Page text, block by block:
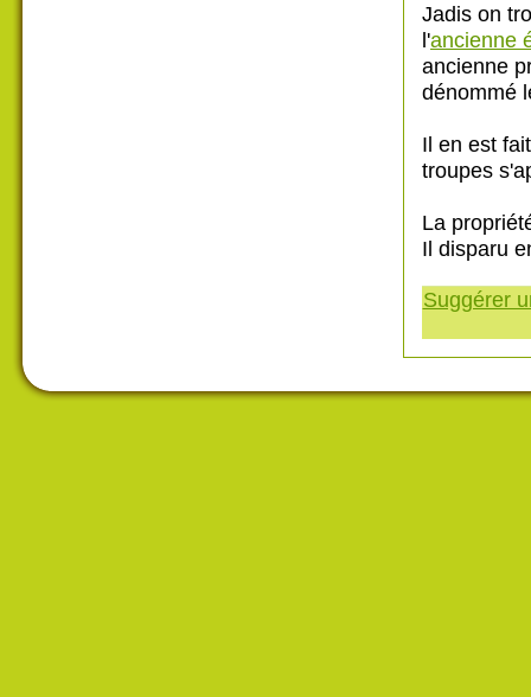
Jadis on
l'ancienne
ancienne
dénommé
Il en est
troupes
La
Il disparu
Suggérer